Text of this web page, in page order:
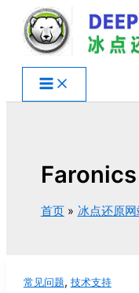
首页 冰点还原
常见问题, 技术支持